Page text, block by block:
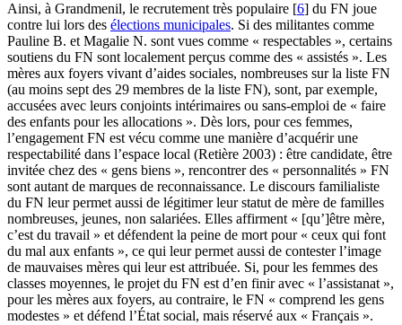
Ainsi, à Grandmenil, le recrutement très populaire [6] du FN joue
contre lui lors des élections municipales. Si des militantes comme
Pauline B. et Magalie N. sont vues comme « respectables », certains
soutiens du FN sont localement perçus comme des « assistés ». Les
mères aux foyers vivant d’aides sociales, nombreuses sur la liste FN
(au moins sept des 29 membres de la liste FN), sont, par exemple,
accusées avec leurs conjoints intérimaires ou sans-emploi de « faire
des enfants pour les allocations ». Dès lors, pour ces femmes,
l’engagement FN est vécu comme une manière d’acquérir une
respectabilité dans l’espace local (Retière 2003) : être candidate, être
invitée chez des « gens biens », rencontrer des « personnalités » FN
sont autant de marques de reconnaissance. Le discours familialiste
du FN leur permet aussi de légitimer leur statut de mère de familles
nombreuses, jeunes, non salariées. Elles affirment « [qu’]être mère,
c’est du travail » et défendent la peine de mort pour « ceux qui font
du mal aux enfants », ce qui leur permet aussi de contester l’image
de mauvaises mères qui leur est attribuée. Si, pour les femmes des
classes moyennes, le projet du FN est d’en finir avec « l’assistanat »,
pour les mères aux foyers, au contraire, le FN « comprend les gens
modestes » et défend l’État social, mais réservé aux « Français ».